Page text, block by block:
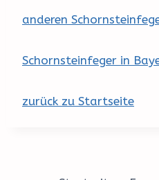
anderen
Schornsteinfeger in
zurück zu Startseite